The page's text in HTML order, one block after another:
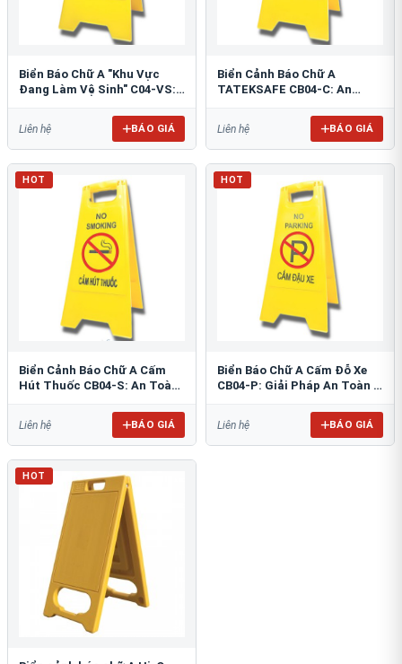
Biển Báo Chữ A "Khu Vực
Đang Làm Vệ Sinh" C04-VS:
Liên hệ BÁO GIÁ
Biển Cảnh Báo Chữ A
TATEKSAFE CB04-C: An
Liên hệ BÁO GIÁ
HOT
Biển Cảnh Báo Chữ A Cấm
Hút Thuốc CB04-S: An Toàn
Liên hệ BÁO GIÁ
HOT
Biển Báo Chữ A Cấm Đỗ Xe
CB04-P: Giải Pháp An Toàn &
Liên hệ BÁO GIÁ
HOT